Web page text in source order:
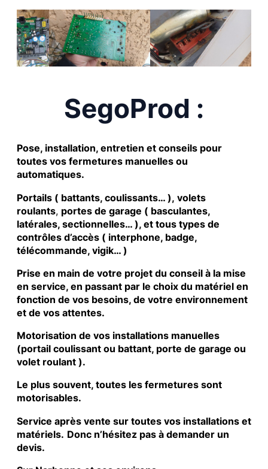
SegoProd :
Pose, installation, entretien et conseils pour
toutes vos fermetures manuelles ou
automatiques.
Portails ( battants, coulissants… ), volets
roulants, portes de garage ( basculantes,
latérales, sectionnelles… ), et tous types de
contrôles d’accès ( interphone, badge,
télécommande, vigik… )
Prise en main de votre projet du conseil à la mise
en service, en passant par le choix du matériel en
fonction de vos besoins, de votre environnement
et de vos attentes.
Motorisation de vos installations manuelles
(portail coulissant ou battant, porte de garage ou
volet roulant ).
Le plus souvent, toutes les fermetures sont
motorisables.
Service après vente sur toutes vos installations et
matériels. Donc n’hésitez pas à demander un
devis.